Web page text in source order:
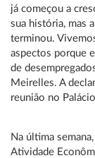
já começou a
sua história, mas
terminou.
aspectos porque
de
Meirelles. A
reunião no
Na última
Atividade